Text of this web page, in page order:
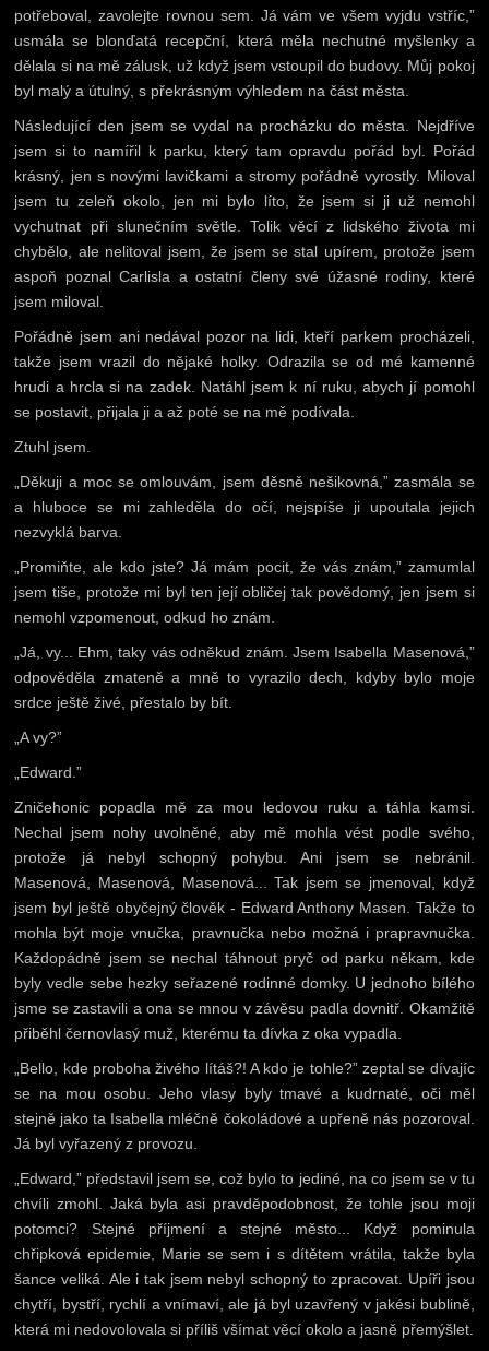
potřeboval, zavolejte rovnou sem. Já vám ve všem vyjdu vstříc,”
usmála se blonďatá recepční, která měla nechutné myšlenky a
dělala si na mě zálusk, už když jsem vstoupil do budovy. Můj pokoj
byl malý a útulný, s překrásným výhledem na část města.
Následující den jsem se vydal na procházku do města. Nejdříve
jsem si to namířil k parku, který tam opravdu pořád byl. Pořád
krásný, jen s novými lavičkami a stromy pořádně vyrostly. Miloval
jsem tu zeleň okolo, jen mi bylo líto, že jsem si ji už nemohl
vychutnat při slunečním světle. Tolik věcí z lidského života mi
chybělo, ale nelitoval jsem, že jsem se stal upírem, protože jsem
aspoň poznal Carlisla a ostatní členy své úžasné rodiny, které
jsem miloval.
Pořádně jsem ani nedával pozor na lidi, kteří parkem procházeli,
takže jsem vrazil do nějaké holky. Odrazila se od mé kamenné
hrudi a hrcla si na zadek. Natáhl jsem k ní ruku, abych jí pomohl
se postavit, přijala ji a až poté se na mě podívala.
Ztuhl jsem.
„Děkuji a moc se omlouvám, jsem děsně nešikovná,” zasmála se
a hluboce se mi zahleděla do očí, nejspíše ji upoutala jejich
nezvyklá barva.
„Promiňte, ale kdo jste? Já mám pocit, že vás znám,” zamumlal
jsem tiše, protože mi byl ten její obličej tak povědomý, jen jsem si
nemohl vzpomenout, odkud ho znám.
„Já, vy... Ehm, taky vás odněkud znám. Jsem Isabella Masenová,”
odpověděla zmateně a mně to vyrazilo dech, kdyby bylo moje
srdce ještě živé, přestalo by bít.
„A vy?”
„Edward.”
Zničehonic popadla mě za mou ledovou ruku a táhla kamsi.
Nechal jsem nohy uvolněné, aby mě mohla vést podle svého,
protože já nebyl schopný pohybu. Ani jsem se nebránil.
Masenová, Masenová, Masenová... Tak jsem se jmenoval, když
jsem byl ještě obyčejný člověk - Edward Anthony Masen. Takže to
mohla být moje vnučka, pravnučka nebo možná i prapravnučka.
Každopádně jsem se nechal táhnout pryč od parku někam, kde
byly vedle sebe hezky seřazené rodinné domky. U jednoho bílého
jsme se zastavili a ona se mnou v závěsu padla dovnitř. Okamžitě
přiběhl černovlasý muž, kterému ta dívka z oka vypadla.
„Bello, kde proboha živého lítáš?! A kdo je tohle?” zeptal se dívajíc
se na mou osobu. Jeho vlasy byly tmavé a kudrnaté, oči měl
stejně jako ta Isabella mléčně čokoládové a upřeně nás pozoroval.
Já byl vyřazený z provozu.
„Edward,” představil jsem se, což bylo to jediné, na co jsem se v tu
chvíli zmohl. Jaká byla asi pravděpodobnost, že tohle jsou moji
potomci? Stejné příjmení a stejné město... Když pominula
chřipková epidemie, Marie se sem i s dítětem vrátila, takže byla
šance veliká. Ale i tak jsem nebyl schopný to zpracovat. Upíři jsou
chytří, bystří, rychlí a vnímaví, ale já byl uzavřený v jakési bublině,
která mi nedovolovala si příliš všímat věcí okolo a jasně přemýšlet.